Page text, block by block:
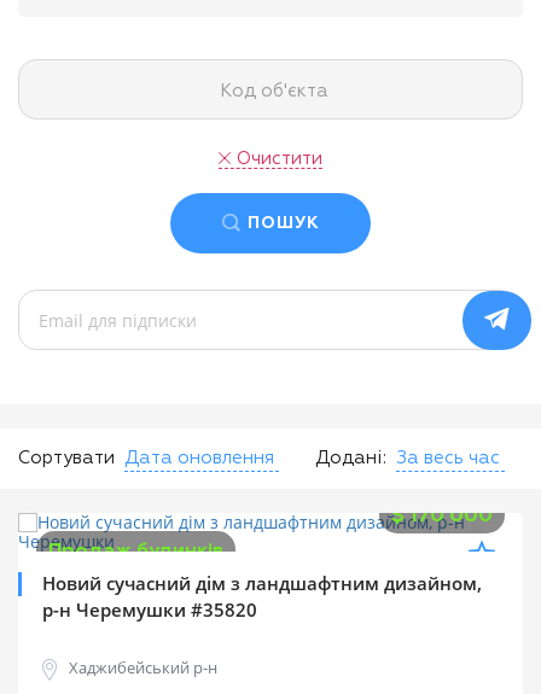
Код об'єкта
Очистити
ПОШУК
Сортувати Дата оновлення Додані: За весь час
$170 000
Продаж будинків
Новий сучасний дім з ландшафтним дизайном,
р-н Черемушки #35820
Хаджибейський р-н